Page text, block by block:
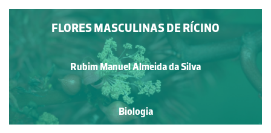
FLORES MASCULINAS DE RÍCINO
Rubim Manuel Almeida da Silva
Biologia